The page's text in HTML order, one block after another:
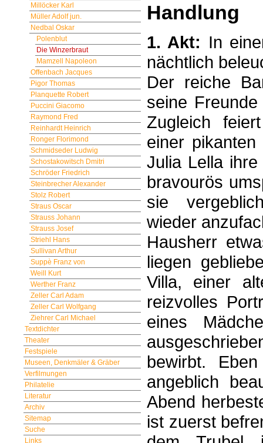
Millöcker Karl
Müller Adolf jun.
Nedbal Oskar
Polenblut
Die Winzerbraut
Mamzell Napoleon
Offenbach Jacques
Pigor Thomas
Planquette Robert
Puccini Giacomo
Raymond Fred
Reinhardt Heinrich
Ronger Florimond
Schmidseder Ludwig
Schostakowitsch Dmitri
Schröder Friedrich
Steinbrecher Alexander
Stolz Robert
Straus Oscar
Strauss Johann
Strauss Josef
Striehl Hans
Sullivan Arthur
Suppè Franz von
Weill Kurt
Werther Franz
Zeller Carl Adam
Zeller Carl Wolfgang
Ziehrer Carl Michael
Textdichter
Theater
Festspiele
Museen, Denkmäler & Gräber
Verfilmungen
Philatelie
Literatur
Archiv
Sitemap
Suche
Links
Handlung
1. Akt: In
nächtlich
Der reiche
seine
Zugleich
einer
Julia Lella
bravourös
sie
wieder
Hausherr
liegen
Villa, einer
reizvolles
eines
bewirbt.
angeblich
Abend
ist zuerst